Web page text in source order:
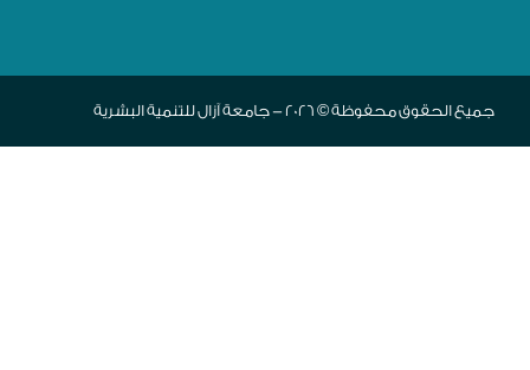
جميع الحقوق محفوظة © 2026 - جامعة آزال للتنمية البشرية